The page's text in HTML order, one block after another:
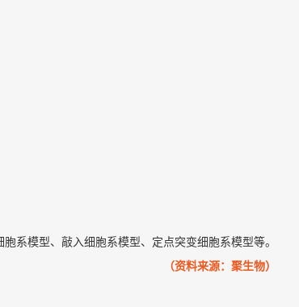
系模型、敲入细胞系模型、定点突变细胞系模型等。
（资料来源：聚生物）